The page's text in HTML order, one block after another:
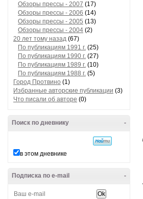
Обзоры прессы - 2007 (17)
Обзоры прессы - 2006 (14)
Обзоры прессы - 2005 (13)
Обзоры прессы - 2004 (2)
20 лет тому назад (67)
По публикациям 1991 г. (25)
По публикациям 1990 г. (27)
По публикациям 1989 г. (10)
По публикациям 1988 г. (5)
Город Протвино (1)
Избранные авторские публикации (3)
Что писали об авторе (0)
-
Поиск по дневнику
в этом дневнике
-
Подписка по e-mail